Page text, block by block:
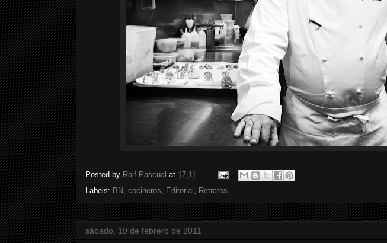
Posted by Ralf Pascual at 17:11
Labels: BN, cocineros, Editorial , Retratos
sábado, 19 de febrero de 2011